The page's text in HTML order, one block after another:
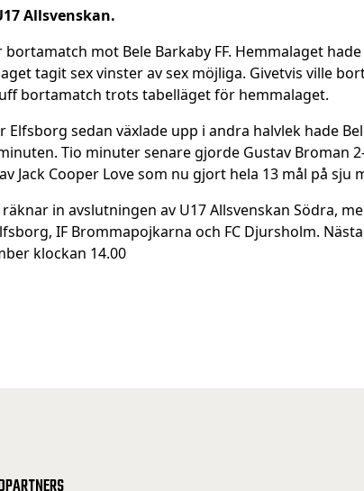
Allsvenskan.
mot Bele Barkaby FF. Hemmalaget
tagit sex vinster av sex möjliga. Givetvis ville
bortamatch trots tabelläget för hemmalaget.
sedan växlade upp i andra halvlek hade
Tio minuter senare gjorde Gustav Broman
Cooper Love som nu gjort hela 13 mål på sju
in avslutningen av U17 Allsvenskan Södra,
IF Brommapojkarna och FC Djursholm.
klockan 14.00